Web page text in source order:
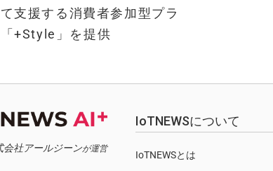
支援する消費者参加型プラ
+Style」を提供
会社アールジーンが運営
IoTNEWSについて
IoTNEWSとは